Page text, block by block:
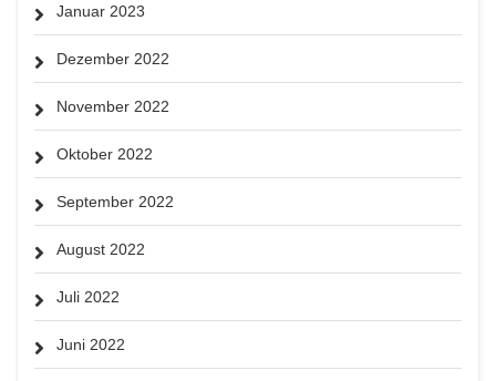
Januar 2023
Dezember 2022
November 2022
Oktober 2022
September 2022
August 2022
Juli 2022
Juni 2022